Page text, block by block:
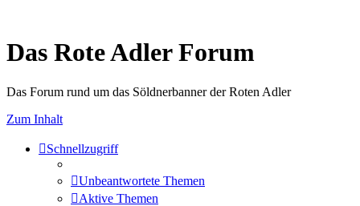
Das Rote Adler Forum
Das Forum rund um das Söldnerbanner der Roten Adler
Zum Inhalt
Schnellzugriff
Unbeantwortete Themen
Aktive Themen